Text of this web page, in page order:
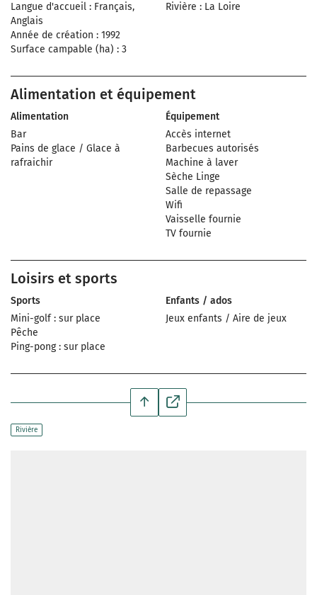
Langue d'accueil : Français,
Anglais
Année de création : 1992
Surface campable (ha) : 3
Rivière : La Loire
Alimentation et équipement
Alimentation
Bar
Pains de glace / Glace à
rafraichir
Équipement
Accès internet
Barbecues autorisés
Machine à laver
Sèche Linge
Salle de repassage
Wifi
Vaisselle fournie
TV fournie
Loisirs et sports
Sports
Mini-golf : sur place
Pêche
Ping-pong : sur place
Enfants / ados
Jeux enfants / Aire de jeux
Rivière